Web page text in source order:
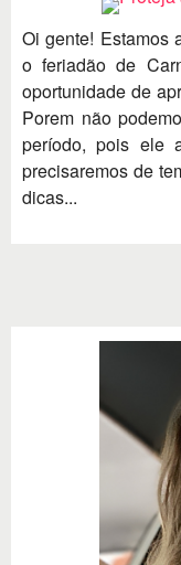
Oi gente! Estamos
o feriadão de
oportunidade de
Porem não
período, pois ele
precisaremos de
dicas...